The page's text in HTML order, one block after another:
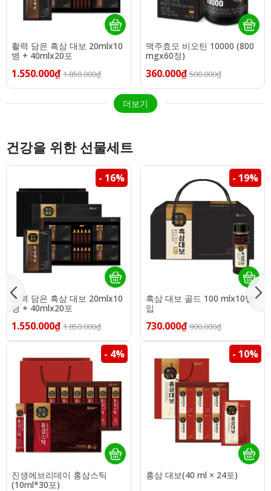
활력 담은 흑삼 대보 20mlx10
병 + 40mlx20포
1.550.000₫ 1.850.000₫
맥주효모 비오틴 10000 (800
mgx60정)
360.000₫ 500.000₫
더보기
건강을 위한 선물세트
- 16%
활력 담은 흑삼 대보 20mlx10
병 + 40mlx20포
1.550.000₫ 1.850.000₫
- 19%
흑삼 대보 골드 100 mlx10병
입
730.000₫ 900.000₫
- 4%
진생에브리데이 홍삼스틱
(10ml*30포)
- 10%
홍삼 대보(40 ml × 24포)